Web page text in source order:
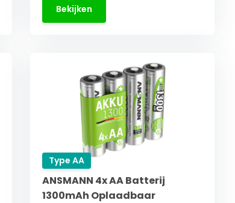
Bekijken
Type AA
ANSMANN 4x AA Batterij
1300mAh Oplaadbaar